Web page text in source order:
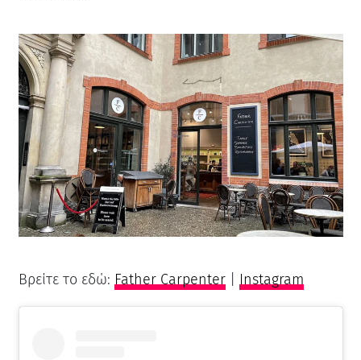
Βρείτε το εδώ: Father Carpenter| Instagram